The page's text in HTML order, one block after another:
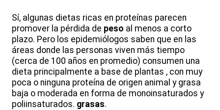
Sí, algunas dietas ricas en proteínas parecen
promover la pérdida de peso al menos a corto
plazo. Pero los epidemiólogos saben que en las
áreas donde las personas viven más tiempo
(cerca de 100 años en promedio) consumen una
dieta principalmente a base de plantas , con muy
poca o ninguna proteína de origen animal y grasa
baja o moderada en forma de monoinsaturados y
poliinsaturados. grasas.